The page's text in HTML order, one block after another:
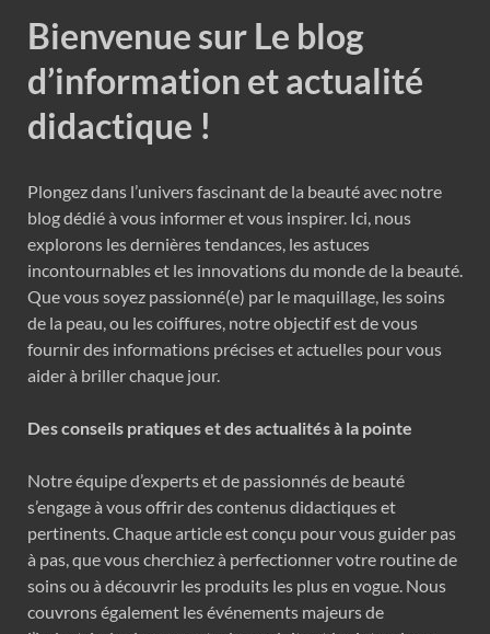
Bienvenue sur Le blog
d’information et actualité
didactique !
Plongez dans l’univers fascinant de la beauté avec notre
blog dédié à vous informer et vous inspirer. Ici, nous
explorons les dernières tendances, les astuces
incontournables et les innovations du monde de la beauté.
Que vous soyez passionné(e) par le maquillage, les soins
de la peau, ou les coiffures, notre objectif est de vous
fournir des informations précises et actuelles pour vous
aider à briller chaque jour.
Des conseils pratiques et des actualités à la pointe
Notre équipe d’experts et de passionnés de beauté
s’engage à vous offrir des contenus didactiques et
pertinents. Chaque article est conçu pour vous guider pas
à pas, que vous cherchiez à perfectionner votre routine de
soins ou à découvrir les produits les plus en vogue. Nous
couvrons également les événements majeurs de